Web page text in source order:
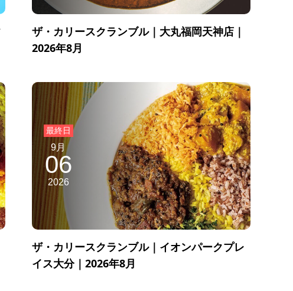
ザ・カリースクランブル｜大丸福岡天神店｜
2026年8月
9月
06
2026
ザ・カリースクランブル｜イオンパークプレ
イス大分｜2026年8月